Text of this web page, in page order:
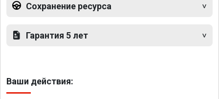
Сохранение ресурса
Гарантия 5 лет
Ваши действия: